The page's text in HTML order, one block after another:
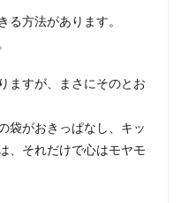
る方法があります。
ますが、まさにそのとお
袋がおきっぱなし、キッ
、それだけで心はモヤモ